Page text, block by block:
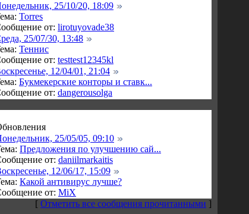
25/10/20, 18:09
Torres
от: lirotuyovade38
25/07/30, 13:48
Теннис
от: testtest12345kl
12/04/01, 21:04
Букмекерские конторы и ставк...
от: dangerousolga
25/05/05, 09:10
Предложения по улучшению сай...
от: daniilmarkaitis
12/06/17, 15:09
Какой антивирус лучше?
от: MiX
[ Отметить все сообщения прочитанными ]